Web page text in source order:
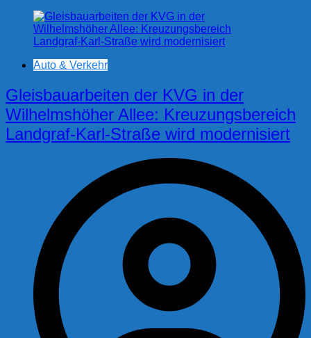
Auto & Verkehr
Gleisbauarbeiten der KVG in der
Wilhelmshöher Allee: Kreuzungsbereich
Landgraf-Karl-Straße wird modernisiert